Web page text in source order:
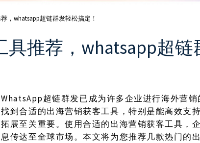
，whatsapp超链群发轻松搞定！
推荐，whatsapp超链
WhatsApp超链群发已成为许多企业进行海外营
找到合适的出海营销获客工具，特别是能高效支
拓展至关重要。使用合适的出海营销获客工具，
息传达至全球市场。本文将为您推荐几款热门的